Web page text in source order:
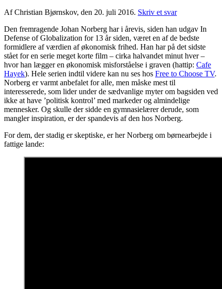
Af Christian Bjørnskov, den 20. juli 2016. Skriv et svar
Den fremragende Johan Norberg har i årevis, siden han udgav In
Defense of Globalization for 13 år siden, været en af de bedste
formidlere af værdien af økonomisk frihed. Han har på det sidste
stået for en serie meget korte film – cirka halvandet minut hver –
hvor han lægger en økonomisk misforståelse i graven (hattip: Cafe
Hayek). Hele serien indtil videre kan nu ses hos Free to Choose TV.
Norberg er varmt anbefalet for alle, men måske mest til
interesserede, som lider under de sædvanlige myter om bagsiden ved
ikke at have ’politisk kontrol’ med markeder og almindelige
mennesker. Og skulle der sidde en gymnasielærer derude, som
mangler inspiration, er der spandevis af den hos Norberg.
For dem, der stadig er skeptiske, er her Norberg om børnearbejde i
fattige lande: